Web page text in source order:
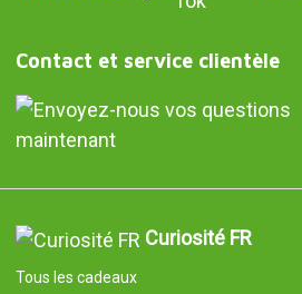
Contact et service clientèle
maintenant
Curiosité FR
Tous les cadeaux